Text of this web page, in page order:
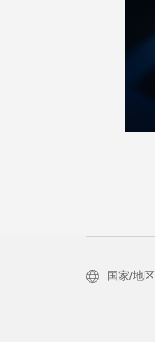
国家/地区